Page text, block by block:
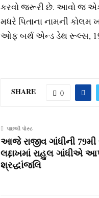
કરવો જરૂરી છે. આવો જ એક
મધરે પિતાના નામની કોલમ
ઓફ બર્થ એન્ડ ડેથ રૂલ્સ,
SHARE 0
પાછલી પોસ્ટ
આજે રાજીવ ગાંધીની
લદ્દાખમાં રાહુલ ગાંધીએ
શ્રદ્ધાંજલિ